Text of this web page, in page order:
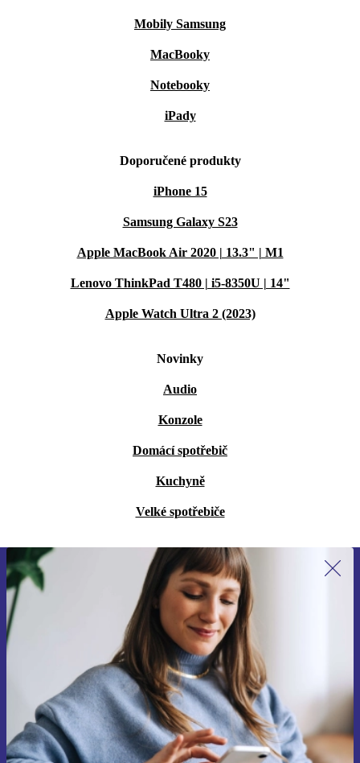
Mobily Samsung
MacBooky
Notebooky
iPady
Doporučené produkty
iPhone 15
Samsung Galaxy S23
Apple MacBook Air 2020 | 13.3" | M1
Lenovo ThinkPad T480 | i5-8350U | 14"
Apple Watch Ultra 2 (2023)
Novinky
Audio
Konzole
Domácí spotřebič
Kuchyně
Velké spotřebiče
Přihlas se k odběru našich novinek a
ušetři 400 Kč!
Už nikdy nepromeškej žádnou nabídku.
Chci voucher
Informace o použití osobních údajů najdeš v našich
Zásadách ochrany osobních údajů.